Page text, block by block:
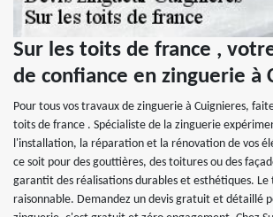
Sur les toits de france ,
de confiance en zinguerie à
Pour tous vos travaux de zinguerie à Cuignieres,
toits de france . Spécialiste de la zinguerie
l'installation, la réparation et la rénovation de vos
ce soit pour des gouttières, des toitures ou des
garantit des réalisations durables et esthétiques.
raisonnable. Demandez un devis gratuit et détaillé